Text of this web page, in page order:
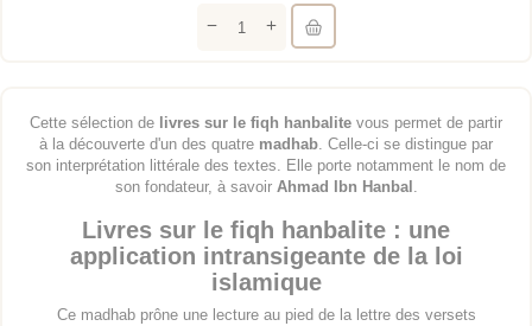
Cette sélection de livres sur le fiqh hanbalite vous permet de partir
à la découverte d'un des quatre madhab. Celle-ci se distingue par
son interprétation littérale des textes. Elle porte notamment le nom de
son fondateur, à savoir Ahmad Ibn Hanbal .
Livres sur le fiqh hanbalite : une
application intransigeante de la loi
islamique
Ce madhab prône une lecture au pied de la lettre des versets